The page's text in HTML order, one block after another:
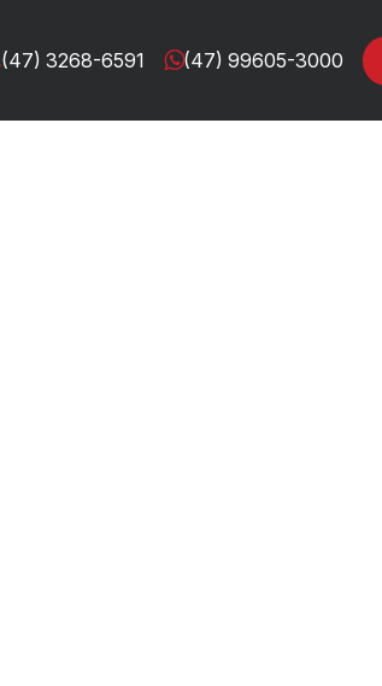
(47) 3268-6591 (47) 99605-3000